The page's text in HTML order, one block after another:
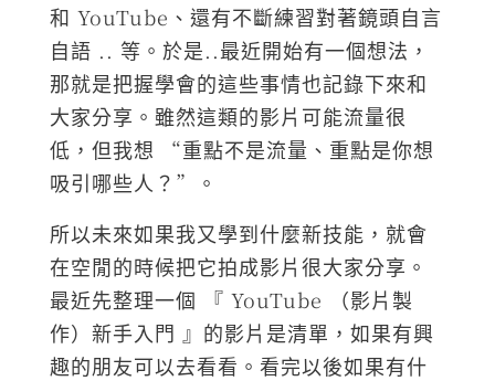
和 YouTube、還有不斷練習對著鏡頭自言
自語 .. 等。於是..最近開始有一個想法，
那就是把握學會的這些事情也記錄下來和
大家分享。雖然這類的影片可能流量很
低，但我想 “重點不是流量、重點是你想
吸引哪些人？”。
所以未來如果我又學到什麼新技能，就會
在空閒的時候把它拍成影片很大家分享。
最近先整理一個 『 YouTube （影片製
作）新手入門 』的影片是清單，如果有興
趣的朋友可以去看看。看完以後如果有什